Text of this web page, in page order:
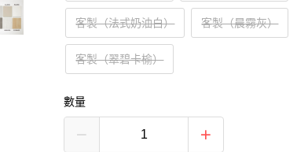
客製（法式奶油白） 客製（晨霧灰）
客製（翠碧卡榆）
數量